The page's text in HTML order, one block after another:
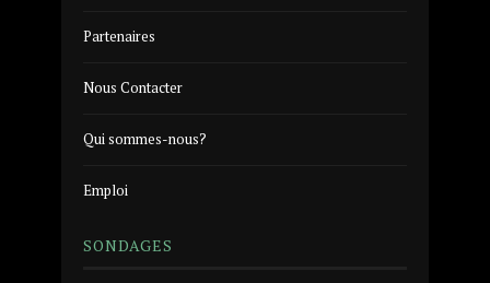
Partenaires
Nous Contacter
Qui sommes-nous?
Emploi
SONDAGES